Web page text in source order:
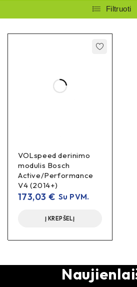
Filtruoti
VOLspeed derinimo
modulis Bosch
Active/Performance
V4 (2014+)
173,03 € Su PVM.
Į KREPŠELĮ